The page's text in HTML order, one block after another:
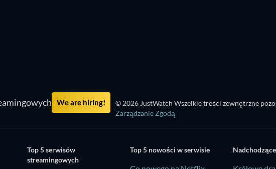
We are hiring! © 2026 JustWatch Wszelkie treści zewnętrzne
Zarządzanie Zgodą
Top 5 serwisów
streamingowych
Top 5 nowości w serwisie